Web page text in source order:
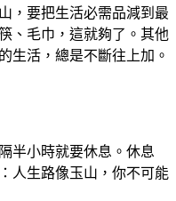
，要把生活必需品減到最
、毛巾，這就夠了。其他
生活，總是不斷往上加。
半小時就要休息。休息
人生路像玉山，你不可能